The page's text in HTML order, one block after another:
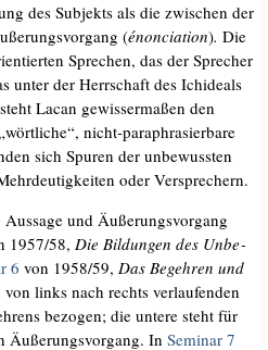
des Sub­jekts als die zwi­schen der
(énon­cia­ti­on). Die
Spre­chen, das der Spre­cher
unter der Herr­schaft des Ichide­als
Lacan gewis­ser­ma­ßen den
nicht-para­phra­sier­ba­re
sich Spu­ren der unbe­wuss­ten
oder Versprechern.
und Äuße­rungs­vor­gang
1957/​58, Die Bil­dun­gen des Unbe­
6 von 1958/​59, Das Begeh­ren und
links nach rechts ver­lau­fen­den
bezo­gen; die unte­re steht für
Äuße­rungs­vor­gang. In Semi­nar 7